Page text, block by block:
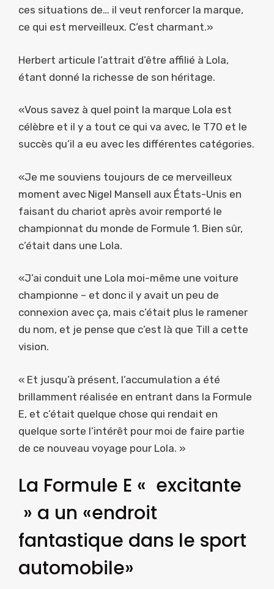
ces situations de… il veut renforcer la marque,
ce qui est merveilleux. C’est charmant.»
Herbert articule l’attrait d’être affilié à Lola,
étant donné la richesse de son héritage.
«Vous savez à quel point la marque Lola est
célèbre et il y a tout ce qui va avec, le T70 et le
succès qu’il a eu avec les différentes catégories.
«Je me souviens toujours de ce merveilleux
moment avec Nigel Mansell aux États-Unis en
faisant du chariot après avoir remporté le
championnat du monde de Formule 1. Bien sûr,
c’était dans une Lola.
«J’ai conduit une Lola moi-même une voiture
championne – et donc il y avait un peu de
connexion avec ça, mais c’était plus le ramener
du nom, et je pense que c’est là que Till a cette
vision.
« Et jusqu’à présent, l’accumulation a été
brillamment réalisée en entrant dans la Formule
E, et c’était quelque chose qui rendait en
quelque sorte l’intérêt pour moi de faire partie
de ce nouveau voyage pour Lola. »
La Formule E « excitante
» a un «endroit
fantastique dans le sport
automobile»